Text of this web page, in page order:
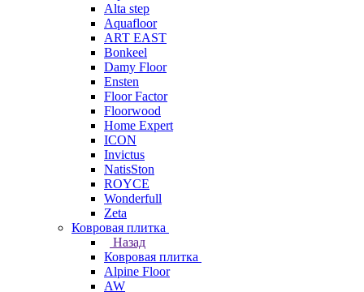
Alta step
Aquafloor
ART EAST
Bonkeel
Damy Floor
Ensten
Floor Factor
Floorwood
Home Expert
ICON
Invictus
NatisSton
ROYCE
Wonderfull
Zeta
Ковровая плитка
Назад
Ковровая плитка
Alpine Floor
AW